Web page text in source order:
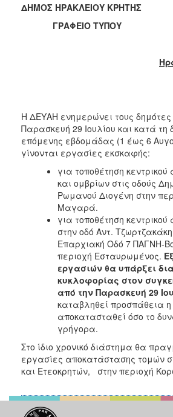
2012
2011
2010
2006
ΔΗΜΟΣ ΗΡΑΚΛΕΙΟΥ ΚΡΗΤΗΣ
ΓΡΑΦΕΙΟ ΤΥΠΟΥ
Η ΔΕΥΑΗ ενημερώνει τους δημότες
Παρασκευή 29 Ιουλίου και κατά τη
επόμενης εβδομάδας (1 έως 6
γίνονται εργασίες εκσκαφής:
για τοποθέτηση
και ομβρίων στις οδούς
Ρωμανού Διογένη στην
Μαγαρά.
για τοποθέτηση
στην οδό Αντ.
Επαρχιακή Οδό 7 ΠΑΓΝΗ-
περιοχή Εσταυρωμένος.
εργασιών θα υπάρξει
κυκλοφορίας στον
από την Παρασκευή 29
καταβληθεί προσπάθεια
αποκατασταθεί όσο το
γρήγορα.
Στο ίδιο χρονικό διάστημα θα
εργασίες αποκατάστασης τομών
και Ετεοκρητών, στην περιοχή